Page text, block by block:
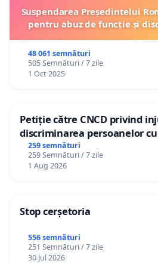
Suspendarea Președintelui
pentru abuz de funcție și
48 061 semnături
505 Semnături / 7 zile
1 Oct 2025
Petiție către CNCD privind
discriminarea persoanelor
către utilizatorul TikTok
259 semnături
259 Semnături / 7 zile
1 Aug 2026
Stop cerșetoria
556 semnături
251 Semnături / 7 zile
30 Jul 2026